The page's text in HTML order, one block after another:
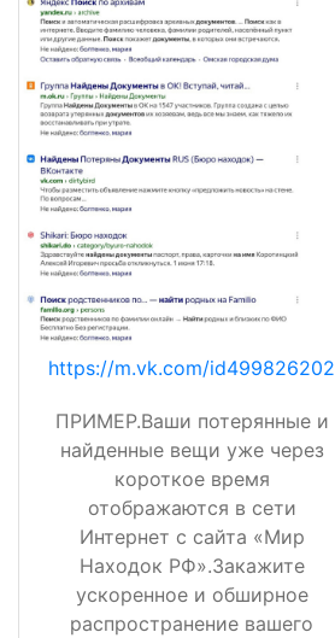
https://m.vk.com/id499826202
ПРИМЕР.Ваши потерянные и
найденные вещи уже через
короткое время
отображаются в сети
Интернет с сайта «Мир
Находок РФ».Закажите
ускоренное и обширное
распространение вашего